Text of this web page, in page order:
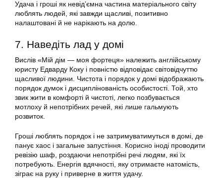
Удача і гроші як невід’ємна частина матеріального світу
люблять людей, які завжди щасливі, позитивно
налаштовані й не нарікають на долю.
7. Наведіть лад у домі
Вислів «Мій дім — моя фортеця» належить англійському
юристу Едварду Коку і повністю відповідає світовідчуттю
щасливої людини. Чистота і порядок у домі відображають
порядок думок і дисциплінованість особистості. Той, хто
звик жити в комфорті й чистоті, легко позбувається
мотлоху й непотрібних речей, які лише гальмують
розвиток.
Гроші люблять порядок і не затримуватимуться в домі, де
панує хаос і загальне запустіння. Корисно іноді проводити
ревізію шаф, роздаючи непотрібні речі людям, які їх
потребують. Енергія вдячності, яку отримаєте натомість,
зіграє на руку і приверне в життя удачу.